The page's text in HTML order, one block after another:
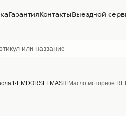
ГарантияКонтактыВыездной
REMDORSELMASH Масло моторное